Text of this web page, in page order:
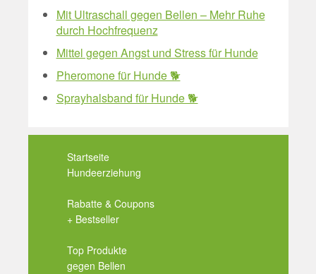
Mit Ultraschall gegen Bellen – Mehr Ruhe
durch Hochfrequenz
Mittel gegen Angst und Stress für Hunde
Pheromone für Hunde 🐕
Sprayhalsband für Hunde 🐕
Startseite
Hundeerziehung
Rabatte & Coupons
+ Bestseller
Top Produkte
gegen Bellen